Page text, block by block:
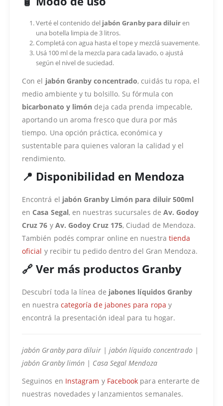
Verté el contenido del jabón Granby para diluiren
una botella limpia de 3 litros.
Completá con agua hasta el tope y mezclá suavemente.
Usá 100 ml de la mezcla para cada lavado, o ajustá
según el nivel de suciedad.
Con el jabón Granby concentrado, cuidás tu ropa, el
medio ambiente y tu bolsillo. Su fórmula con
bicarbonato y limón deja cada prenda impecable,
aportando un aroma fresco que dura por más
tiempo. Una opción práctica, económica y
sustentable para quienes valoran la calidad y el
rendimiento.
📍 Disponibilidad en Mendoza
Encontrá el jabón Granby Limón para diluir 500ml
en Casa Segal, en nuestras sucursales de Av. Godoy
Cruz 76 y Av. Godoy Cruz 175, Ciudad de Mendoza.
También podés comprar online en nuestra tienda
oficial y recibir tu pedido dentro del Gran Mendoza.
🔗 Ver más productos Granby
Descubrí toda la línea de jabones líquidos Granby
en nuestra categoría de jabones para ropa y
encontrá la presentación ideal para tu hogar.
jabón Granby para diluir | jabón líquido concentrado |
jabón Granby limón | Casa Segal Mendoza
Seguinos en Instagram y Facebook para enterarte de
nuestras novedades y lanzamientos semanales.